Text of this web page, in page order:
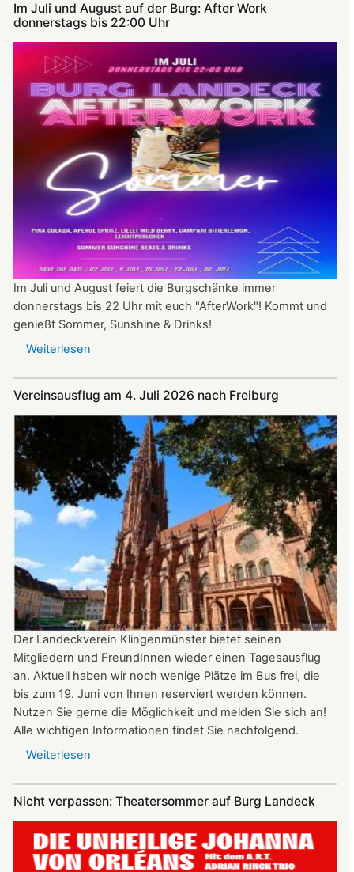
Im Juli und August auf der Burg: After Work
donnerstags bis 22:00 Uhr
Im Juli und August feiert die Burgschänke immer
donnerstags bis 22 Uhr mit euch "AfterWork"! Kommt und
genießt Sommer, Sunshine & Drinks!
Weiterlesen
und
August
der
Burg:
After
Work
donnerstags
22:00
Uhr
Vereinsausflug am 4. Juli 2026 nach Freiburg
Der Landeckverein Klingenmünster bietet seinen
Mitgliedern und FreundInnen wieder einen Tagesausflug
an. Aktuell haben wir noch wenige Plätze im Bus frei, die
bis zum 19. Juni von Ihnen reserviert werden können.
Nutzen Sie gerne die Möglichkeit und melden Sie sich an!
Alle wichtigen Informationen findet Sie nachfolgend.
Weiterlesen
4.
2026
nach
Nicht verpassen: Theatersommer auf Burg Landeck